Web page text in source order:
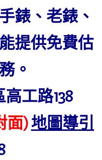
錶、老錶、
提供免費估
。
工路138
面)地圖導引